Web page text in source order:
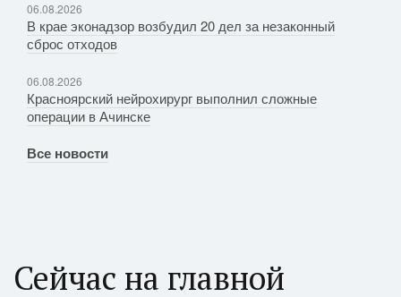
06.08.2026
В крае эконадзор возбудил 20 дел за незаконный
сброс отходов
06.08.2026
Красноярский нейрохирург выполнил сложные
операции в Ачинске
Все новости
Сейчас на главной